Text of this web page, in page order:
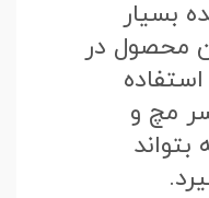
بسیار
محصول در
مچ و